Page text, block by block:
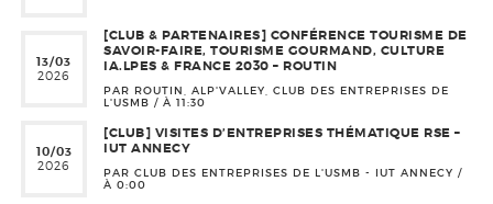
13/03
2026
[CLUB & PARTENAIRES] CONFÉRENCE TOURISME DE
SAVOIR-FAIRE, TOURISME GOURMAND, CULTURE
IA.LPES & FRANCE 2030 – ROUTIN
PAR ROUTIN, ALP'VALLEY, CLUB DES ENTREPRISES DE
L'USMB / À 11:30
10/03
2026
[CLUB] VISITES D’ENTREPRISES THÉMATIQUE RSE –
IUT ANNECY
PAR CLUB DES ENTREPRISES DE L'USMB - IUT ANNECY /
À 0:00